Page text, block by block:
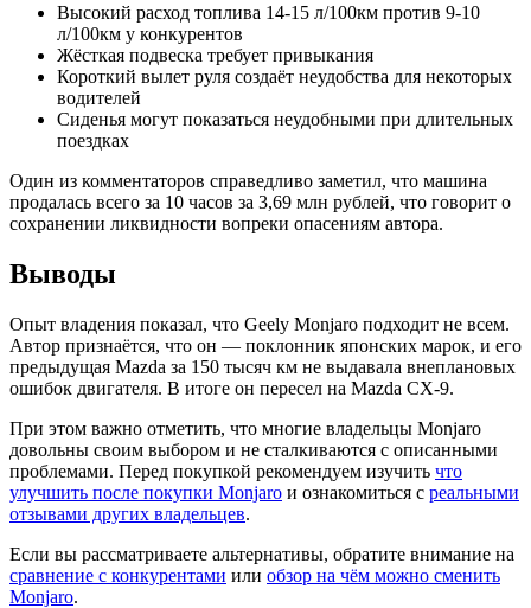
Высокий расход топлива 14-15 л/100км против 9-10
л/100км у конкурентов
Жёсткая подвеска требует привыкания
Короткий вылет руля создаёт неудобства для некоторых
водителей
Сиденья могут показаться неудобными при длительных
поездках
Один из комментаторов справедливо заметил, что машина
продалась всего за 10 часов за 3,69 млн рублей, что говорит о
сохранении ликвидности вопреки опасениям автора.
Выводы
Опыт владения показал, что Geely Monjaro подходит не всем.
Автор признаётся, что он — поклонник японских марок, и его
предыдущая Mazda за 150 тысяч км не выдавала внеплановых
ошибок двигателя. В итоге он пересел на Mazda CX-9.
При этом важно отметить, что многие владельцы Monjaro
довольны своим выбором и не сталкиваются с описанными
проблемами. Перед покупкой рекомендуем изучить что
улучшить после покупки Monjaro и ознакомиться с реальными
отзывами других владельцев.
Если вы рассматриваете альтернативы, обратите внимание на
сравнение с конкурентами или обзор на чём можно сменить
Monjaro.